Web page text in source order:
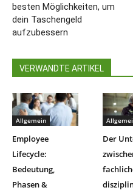
besten Möglichkeiten, um
dein Taschengeld
aufzubessern
VERWANDTE ARTIKEL
Allgemein
Employee
Lifecycle:
Bedeutung,
Phasen &
Der